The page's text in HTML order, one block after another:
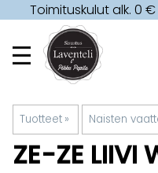
Toimituskulut alk. 0 €
Tuotteet ‪» Naisten
ZE-ZE LIIVI